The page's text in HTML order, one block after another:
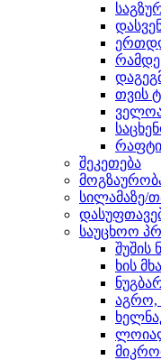
თვის
შეკეთება
სილამაზე/
საუცხოო
შუშის
ხის
აგრო,